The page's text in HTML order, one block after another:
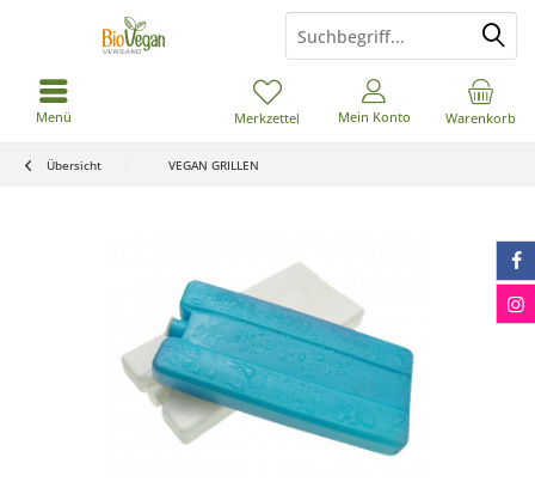
Warenkorb
Merkzettel Mein Konto
Menü
Übersicht VEGAN GRILLEN